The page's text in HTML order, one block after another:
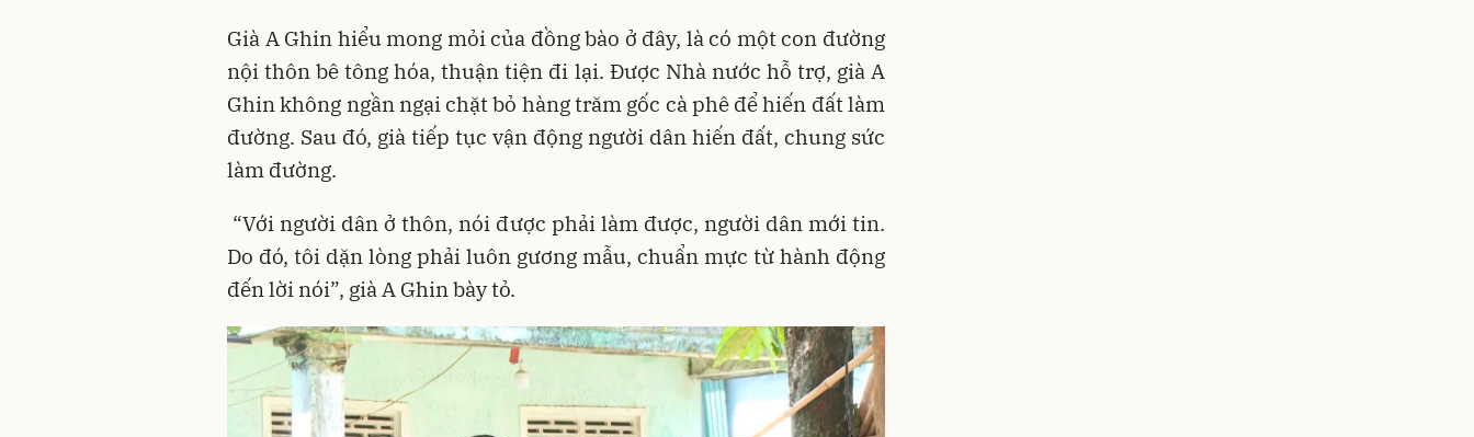
Già A Ghin hiểu mong mỏi của đồng bào ở đây, là có một con đường
nội thôn bê tông hóa, thuận tiện đi lại. Được Nhà nước hỗ trợ, già A
Ghin không ngần ngại chặt bỏ hàng trăm gốc cà phê để hiến đất làm
đường. Sau đó, già tiếp tục vận động người dân hiến đất, chung sức
làm đường.
“Với người dân ở thôn, nói được phải làm được, người dân mới tin.
Do đó, tôi dặn lòng phải luôn gương mẫu, chuẩn mực từ hành động
đến lời nói”, già A Ghin bày tỏ.